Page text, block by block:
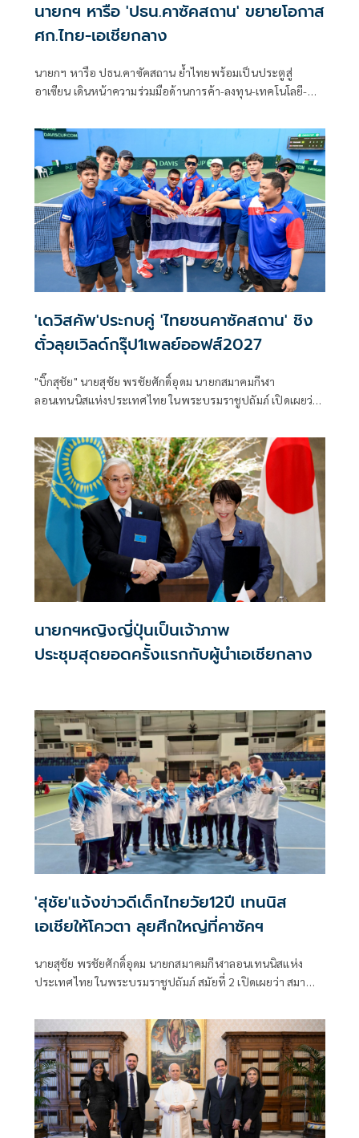
นายกฯ หารือ 'ปธน.คาซัคสถาน' ขยายโอกาส
ศก.ไทย-เอเชียกลาง
นายกฯ หารือ ปธน.คาซัคสถาน ย้ำไทยพร้อมเป็นประตูสู่
อาเซียน เดินหน้าความร่วมมือด้านการค้า-ลงทุน-เทคโนโลยี-
'เดวิสคัพ'ประกบคู่ 'ไทยชนคาซัคสถาน' ชิง
ตั๋วลุยเวิลด์กรุ๊ป1เพลย์ออฟส์2027
"บิ๊กสุชัย" นายสุชัย พรชัยศักดิ์อุดม นายกสมาคมกีฬา
ลอนเทนนิสแห่งประเทศไทย ในพระบรมราชูปถัมภ์ เปิดเผยว่า
แข่งขันเทนนิสชิงแชมป์โลก ประเภททีมชาย รายการ 2026 เดวิ
สคัพ เป็นที่เรียบร้อยแล้ว
นายกฯหญิงญี่ปุ่นเป็นเจ้าภาพ
ประชุมสุดยอดครั้งแรกกับผู้นำเอเชียกลาง
'สุชัย'แจ้งข่าวดีเด็กไทยวัย12ปี เทนนิส
เอเชียให้โควตา ลุยศึกใหญ่ที่คาซัคฯ
นายสุชัย พรชัยศักดิ์อุดม นายกสมาคมกีฬาลอนเทนนิสแห่ง
ประเทศไทย ในพระบรมราชูปถัมภ์ สมัยที่ 2 เปิดเผยว่า สมา
ว่า ทีมนักหวดเยาวชนทีมชาติไทย รุ่นอายุไม่เกิน 12 ปี ทั้งทีม
ชายและทีมหญิง ได้สิทธิเข้าร่วมการแข่งขันเทนนิสเยาวชน
รายการ ATF 12U Intercontinental Team Competition (เอที
เอฟ ทเวลฟ อันเดอร์ อินเตอร์คอนติเนนตัล ทีม คอมเพทติชั่น)
ที่ประเทศคาซัคสถาน ระหว่างวันที่ 29 ก.ย. – 4 ต.ค. 2568